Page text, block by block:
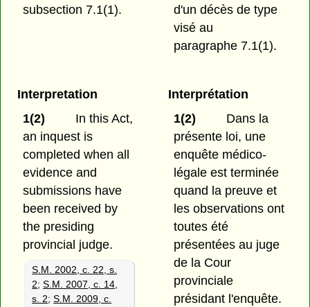
subsection 7.1(1).
d'un décès de type
visé au
paragraphe 7.1(1).
Interpretation
1(2)
In this Act,
an inquest is
completed when all
evidence and
submissions have
been received by
the presiding
provincial judge.
S.M. 2002, c. 22, s.
2;S.M. 2007, c. 14,
s. 2;S.M. 2009, c.
Interprétation
1(2)
Dans la
présente loi, une
enquête médico-
légale est terminée
quand la preuve et
les observations ont
toutes été
présentées au juge
de la Cour
provinciale
présidant l'enquête.